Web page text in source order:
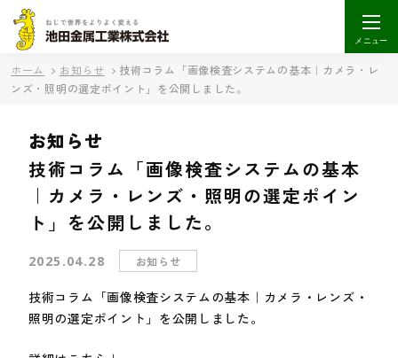
メニュー
ホーム お知らせ
技術コラム「画像検査システムの基本｜カメラ・レ
ンズ・照明の選定ポイント」を公開しました。
お知らせ
技術コラム「画像検査システムの基本
｜カメラ・レンズ・照明の選定ポイン
ト」を公開しました。
2025.04.28 お知らせ
技術コラム「画像検査システムの基本｜カメラ・レンズ・
照明の選定ポイント」を公開しました。